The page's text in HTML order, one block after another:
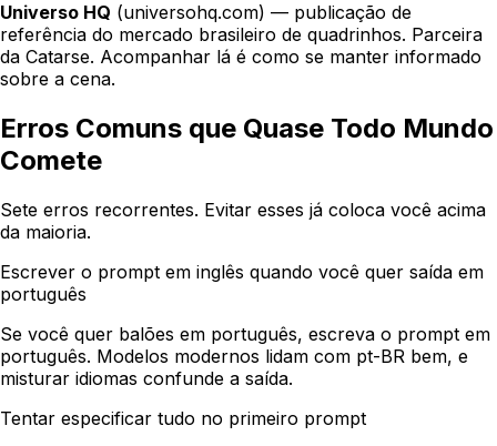
Universo HQ (universohq.com) — publicação de
referência do mercado brasileiro de quadrinhos. Parceira
da Catarse. Acompanhar lá é como se manter informado
sobre a cena.
Erros Comuns que Quase Todo Mundo
Comete
Sete erros recorrentes. Evitar esses já coloca você acima
da maioria.
Escrever o prompt em inglês quando você quer saída em
português
Se você quer balões em português, escreva o prompt em
português. Modelos modernos lidam com pt-BR bem, e
misturar idiomas confunde a saída.
Tentar especificar tudo no primeiro prompt